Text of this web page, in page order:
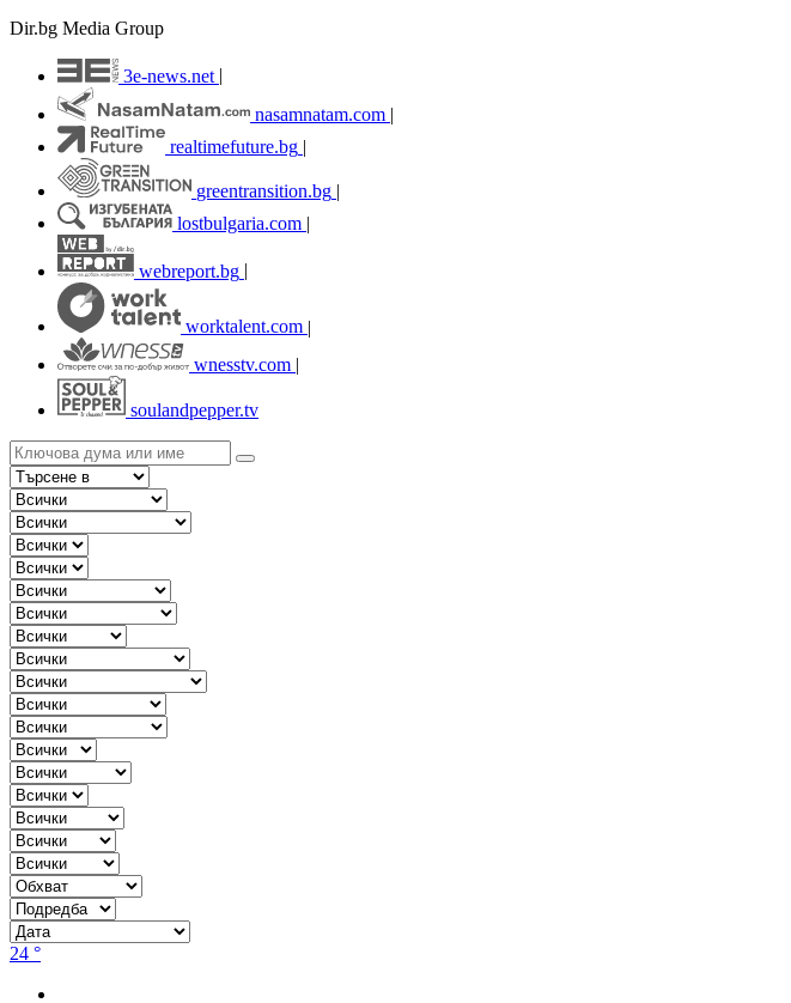
Dir.bg Media Group
3e-news.net
nasamnatam.com |
realtimefuture.bg |
greentransition.bg |
lostbulgaria.com |
webreport.bg
worktalent.com |
wnesstv.com |
soulandpepper.tv
24 °